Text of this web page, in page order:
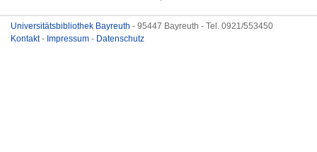
Universitätsbibliothek Bayreuth - 95447 Bayreuth - Tel. 0921/553450
Kontakt- Impressum - Datenschutz